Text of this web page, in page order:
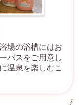
場の浴槽にはお
バスをご用意し
温泉を楽しむこ